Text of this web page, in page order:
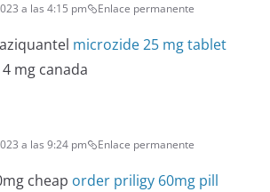
a las 4:15 pm Enlace permanente
microzide 25 mg tablet
mg canada
a las 9:24 pm Enlace permanente
cheap order priligy 60mg pill